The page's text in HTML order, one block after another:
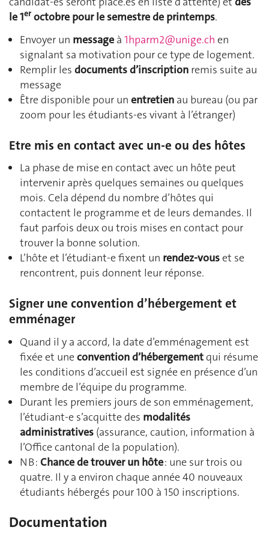
le 1er octobre pour le semestre de printemps.
Envoyer un message à 1hparm2@unige.ch en
signalant sa motivation pour ce type de logement.
Remplir les documents d’inscription remis suite au
message
Être disponible pour un entretien au bureau (ou par
zoom pour les étudiants-es vivant à l’étranger)
Etre mis en contact avec un-e ou des hôtes
La phase de mise en contact avec un hôte peut
intervenir après quelques semaines ou quelques
mois. Cela dépend du nombre d’hôtes qui
contactent le programme et de leurs demandes. Il
faut parfois deux ou trois mises en contact pour
trouver la bonne solution.
L’hôte et l’étudiant-e fixent un rendez-vouset se
rencontrent, puis donnent leur réponse.
Signer une convention d’hébergement et
emménager
Quand il y a accord, la date d’emménagement est
fixée et uneconvention d’hébergement qui résume
les conditions d’accueil est signée en présence d’un
membre de l’équipe du programme.
Durant les premiers jours de son emménagement,
l’étudiant-e s’acquitte des modalités
administratives (assurance, caution, information à
l’Office cantonal de la population).
NB : Chance de trouver un hôte: une sur trois ou
quatre. Il y a environ chaque année 40 nouveaux
étudiants hébergés pour 100 à 150 inscriptions.
Documentation